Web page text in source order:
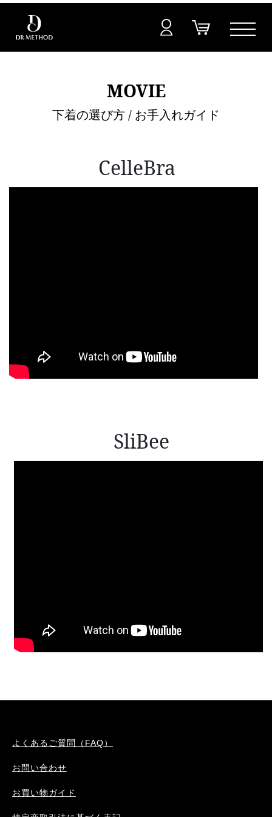
MOVIE
下着の選び方 / お手入れガイド
CelleBra
SliBee
よくあるご質問（FAQ）
お問い合わせ
お買い物ガイド